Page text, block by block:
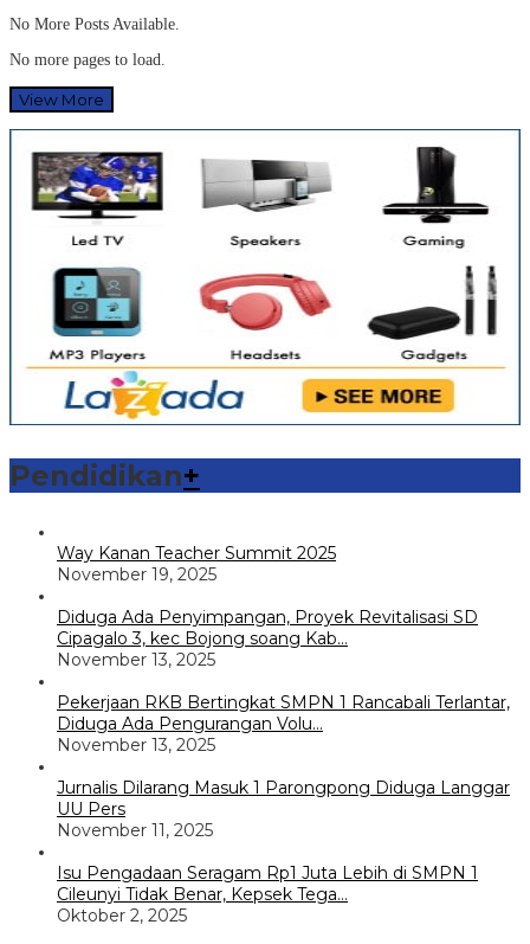
No More Posts Available.
No more pages to load.
View More
Pendidikan+
Way Kanan Teacher Summit 2025
November 19, 2025
Diduga Ada Penyimpangan, Proyek Revitalisasi SD
Cipagalo 3, kec Bojong soang Kab…
November 13, 2025
Pekerjaan RKB Bertingkat SMPN 1 Rancabali Terlantar,
Diduga Ada Pengurangan Volu…
November 13, 2025
Jurnalis Dilarang Masuk 1 Parongpong Diduga Langgar
UU Pers
November 11, 2025
Isu Pengadaan Seragam Rp1 Juta Lebih di SMPN 1
Cileunyi Tidak Benar, Kepsek Tega…
Oktober 2, 2025